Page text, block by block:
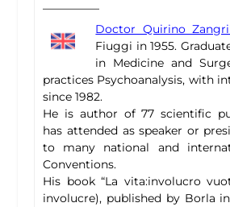
—————
Doctor Quirino
Fiuggi in 1955.
in Medicine and
practices Psychoanalysis, with
since 1982.
He is author of 77 scientific
has attended as speaker or
to many national and
Conventions.
His book “La vita:involucro
involucre), published by Borla